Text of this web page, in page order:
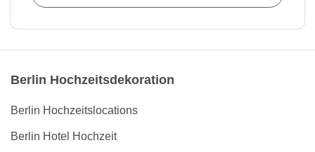
Berlin Hochzeitsdekoration
Berlin Hochzeitslocations
Berlin Hotel Hochzeit